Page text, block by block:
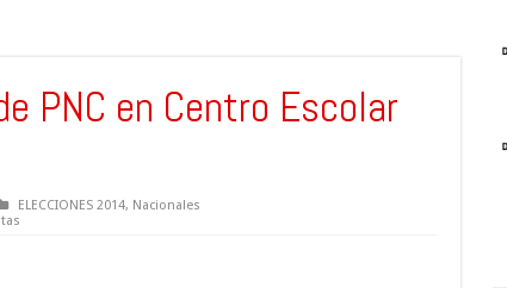
PNC en Centro Escolar
ELECCIONES 2014, Nacionales